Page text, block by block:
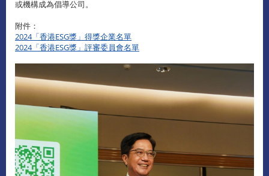
或機構成為倡導公司。
附件：
2024「香港ESG獎」得獎企業名單
2024「香港ESG獎」評審委員會名單